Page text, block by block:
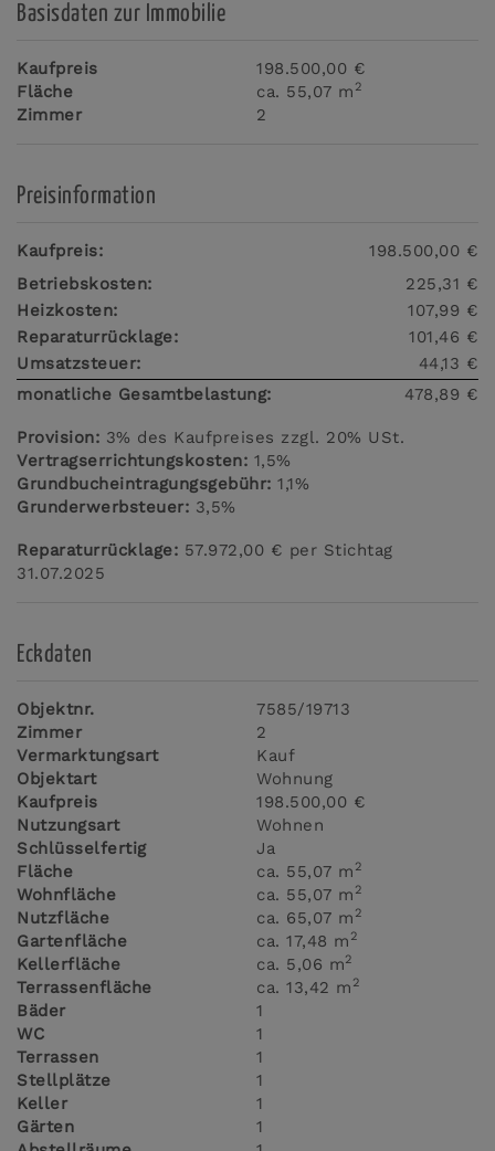
Basisdaten zur Immobilie
Kaufpreis
198.500,00 €
Fläche
ca. 55,07 m 2
Zimmer 2
Preisinformation
Kaufpreis:
198.500,00 €
Betriebskosten:
225,31 €
Heizkosten:
107,99 €
Reparaturrücklage:
101,46 €
Umsatzsteuer:
44,13 €
monatliche Gesamtbelastung:
478,89 €
Provision: 3% des Kaufpreises zzgl. 20% USt.
Vertragserrichtungskosten: 1,5%
Grundbucheintragungsgebühr: 1,1%
Grunderwerbsteuer: 3,5%
Reparaturrücklage: 57.972,00 € per Stichtag
31.07.2025
Eckdaten
Objektnr.
7585/19713
Zimmer
2
Vermarktungsart
Kauf
Objektart
Wohnung
Kaufpreis
198.500,00 €
Nutzungsart
Wohnen
Schlüsselfertig
Ja
Fläche
ca. 55,07 m 2
Wohnfläche ca. 55,07 m 2
Nutzfläche ca. 65,07 m 2
Gartenfläche ca. 17,48 m 2
Kellerfläche ca. 5,06 m2
Terrassenfläche ca. 13,42 m 2
Bäder
1
WC
1
Terrassen
1
Stellplätze
1
Keller
1
Gärten
1